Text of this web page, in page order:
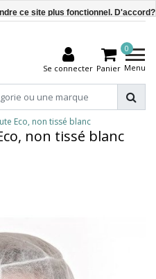
Se connecter
0
Panier Menu
Eco, non tissé blanc
non tissé blanc
ce site plus fonctionnel. D'accord?